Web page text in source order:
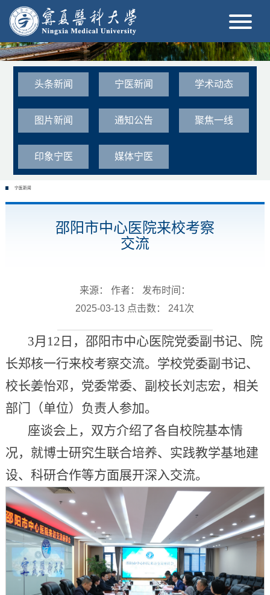
头条新闻 宁医新闻 学术动态
图片新闻 通知公告 聚焦一线
印象宁医 媒体宁医
宁医新闻
邵阳市中心医院来校考察
交流
来源： 作者： 发布时间：
2025-03-13 点击数： 241次
3月12日，邵阳市中心医院党委副书记、院
长郑核一行来校考察交流。学校党委副书记、
校长姜怡邓，党委常委、副校长刘志宏，相关
部门（单位）负责人参加。
座谈会上，双方介绍了各自校院基本情
况，就博士研究生联合培养、实践教学基地建
设、科研合作等方面展开深入交流。